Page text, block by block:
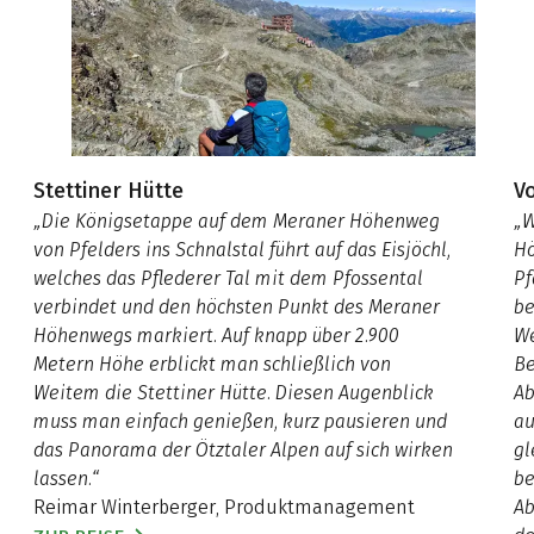
Stettiner Hütte
„Die Königsetappe auf dem Meraner Höhenweg
von Pfelders ins Schnalstal führt auf das Eisjöchl,
welches das Pflederer Tal mit dem Pfossental
verbindet und den höchsten Punkt des Meraner
Höhenwegs markiert. Auf knapp über 2.900
Metern Höhe erblickt man schließlich von
Weitem die Stettiner Hütte. Diesen Augenblick
muss man einfach genießen, kurz pausieren und
das Panorama der Ötztaler Alpen auf sich wirken
lassen.“
Reimar Winterberger, Produktmanagement